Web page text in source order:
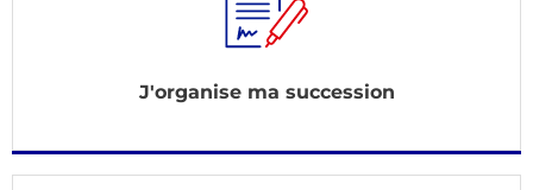
J'organise ma succession